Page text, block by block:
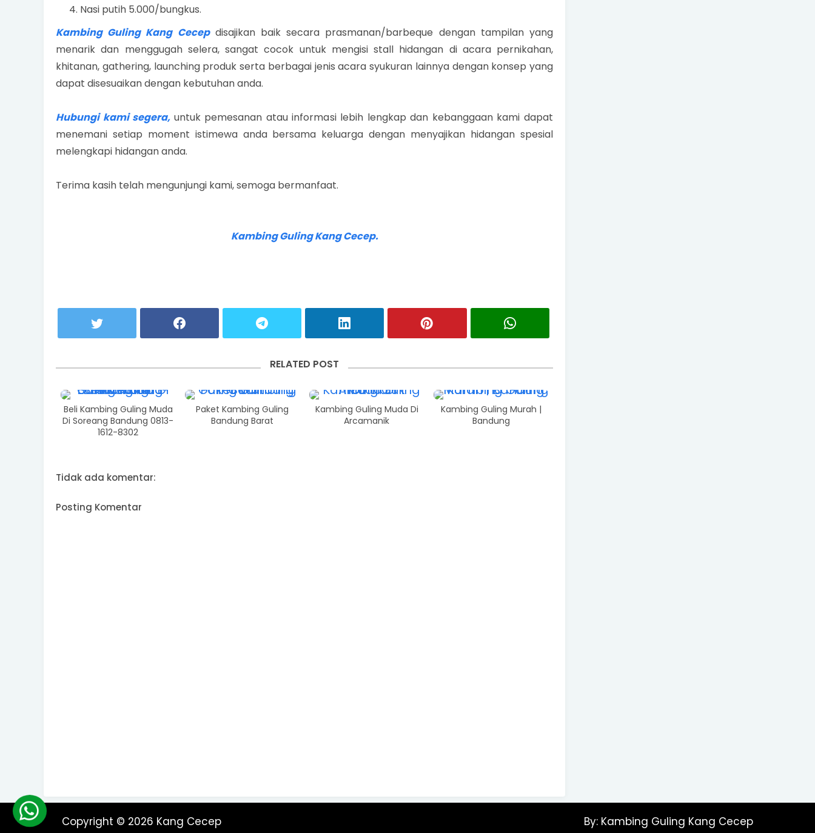
Nasi putih 5.000/bungkus.
Kambing Guling Kang Cecepdisajikan baik secara prasmanan/barbeque dengan tampilan yang
menarik dan menggugah selera, sangat cocok untuk mengisi stall hidangan di acara pernikahan,
khitanan, gathering, launching produk serta berbagai jenis acara syukuran lainnya dengan konsep yang
dapat disesuaikan dengan kebutuhan anda.
Hubungi kami segera, untuk pemesanan atau informasi lebih lengkap dan kebanggaan kami dapat
menemani setiap moment istimewa anda bersama keluarga dengan menyajikan hidangan spesial
melengkapi hidangan anda.
Terima kasih telah mengunjungi kami, semoga bermanfaat.
Kambing Guling Kang Cecep.
RELATED POST
Beli Kambing Guling Muda
Di Soreang Bandung 0813-
1612-8302
Paket Kambing Guling
Bandung Barat
Kambing Guling Muda Di
Arcamanik
Kambing Guling Murah |
Bandung
Tidak ada komentar:
Posting Komentar
Copyright © 2026 Kang Cecep By: Kambing Guling Kang Cecep